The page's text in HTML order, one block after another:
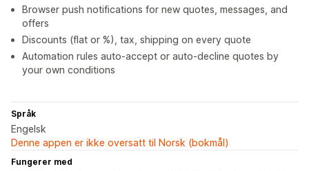
Browser push notifications for new quotes, messages, and
offers
Discounts (flat or %), tax, shipping on every quote
Automation rules auto-accept or auto-decline quotes by
your own conditions
Språk
Engelsk
Denne appen er ikke oversatt til Norsk (bokmål)
Fungerer med